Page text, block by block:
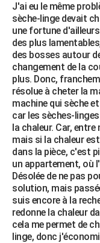
J'ai eu le même
sèche-linge devait
une fortune
des plus
des bosses autour
changement de la
plus. Donc,
résolue à cheter la
machine qui sèche
car les sèches-
la chaleur. Car,
mais si la chaleur
dans la pièce, c'est
un appartement, où
Désolée de ne pas
solution, mais
suis encore à la
redonne la chaleur
cela me permet de
linge, donc